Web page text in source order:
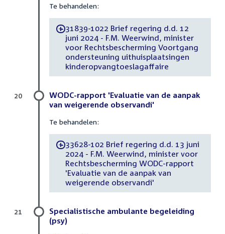
Te behandelen:
-31839-1022 Brief regering d.d. 12
juni 2024 - F.M. Weerwind, minister
voor Rechtsbescherming Voortgang
ondersteuning uithuisplaatsingen
kinderopvangtoeslagaffaire
WODC-rapport 'Evaluatie van de aanpak
van weigerende observandi'
Te behandelen:
-33628-102 Brief regering d.d. 13 juni
2024 - F.M. Weerwind, minister voor
Rechtsbescherming WODC-rapport
'Evaluatie van de aanpak van
weigerende observandi'
20
Specialistische ambulante begeleiding
(psy)
21